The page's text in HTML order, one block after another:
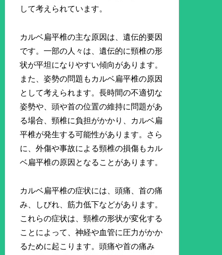
して考えられています。
カルベ扁平椎の主な原因は、遺伝的要因
です。一部の人々は、遺伝的に頸椎の形
状が平坦になりやすい傾向があります。
また、姿勢の問題もカルベ扁平椎の原因
として考えられます。長時間の不適切な
姿勢や、頭や首の位置の維持に問題があ
る場合、頸椎に負担がかかり、カルベ扁
平椎が発生する可能性があります。さら
に、外傷や事故による頸椎の損傷もカル
ベ扁平椎の原因となることがあります。
カルベ扁平椎の症状には、頭痛、首の痛
み、しびれ、筋力低下などがあります。
これらの症状は、頸椎の形状が変化する
ことによって、神経や血管に圧力がかか
るために起こります。頭痛や首の痛み